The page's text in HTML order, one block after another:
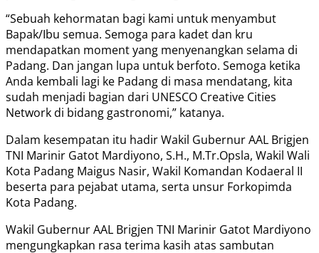
“Sebuah kehormatan bagi kami untuk menyambut
Bapak/Ibu semua. Semoga para kadet dan kru
mendapatkan moment yang menyenangkan selama di
Padang. Dan jangan lupa untuk berfoto. Semoga ketika
Anda kembali lagi ke Padang di masa mendatang, kita
sudah menjadi bagian dari UNESCO Creative Cities
Network di bidang gastronomi,” katanya.
Dalam kesempatan itu hadir Wakil Gubernur AAL Brigjen
TNI Marinir Gatot Mardiyono, S.H., M.Tr.Opsla, Wakil Wali
Kota Padang Maigus Nasir, Wakil Komandan Kodaeral II
beserta para pejabat utama, serta unsur Forkopimda
Kota Padang.
Wakil Gubernur AAL Brigjen TNI Marinir Gatot Mardiyono
mengungkapkan rasa terima kasih atas sambutan